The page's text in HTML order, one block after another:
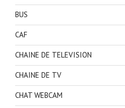
BUS
CAF
CHAINE DE TELEVISION
CHAINE DE TV
CHAT WEBCAM